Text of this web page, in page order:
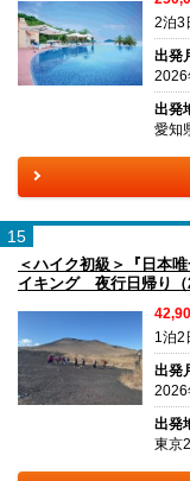
2泊3
出発
出発
愛知
15
＜ハイク初級＞『日本
イキング 夜行日帰り（
1泊2
出発
出発
東京